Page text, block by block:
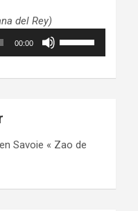
volume.
pour
augmenter
ou
del Rey)
00:00
haut/bas
le
Savoie « Zao de